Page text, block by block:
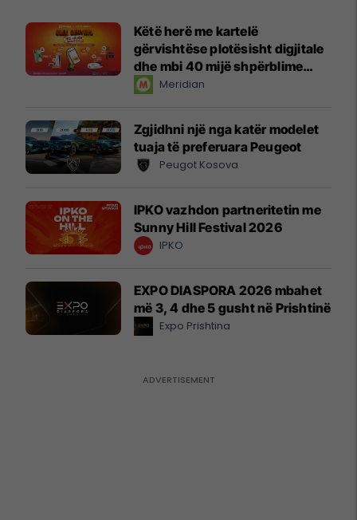
Këtë herë me kartelë
gërvishtëse plotësisht digjitale
dhe mbi 40 mijë shpërblime
instant!Meridian
Zgjidhni një nga katër modelet
tuaja të preferuara Peugeot
Peugot Kosova
IPKO vazhdon partneritetin me
Sunny Hill Festival 2026
IPKO
EXPO DIASPORA 2026 mbahet
më 3, 4 dhe 5 gusht në Prishtinë
Expo Prishtina